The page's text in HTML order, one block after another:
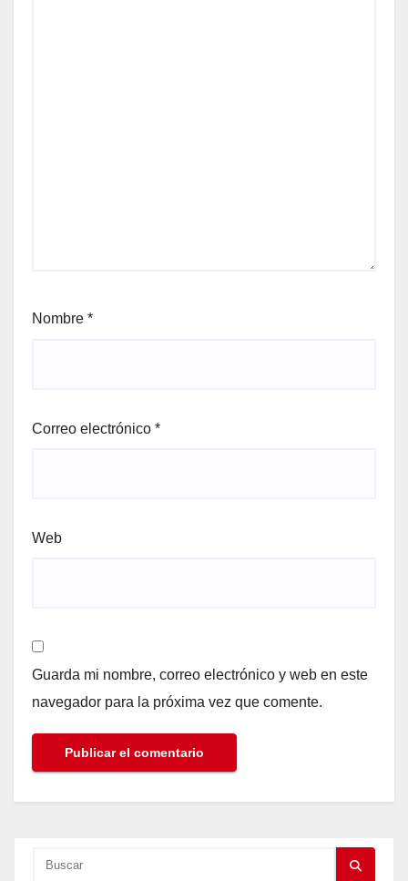
Nombre *
Correo electrónico *
Web
Guarda mi nombre, correo electrónico y web en este
navegador para la próxima vez que comente.